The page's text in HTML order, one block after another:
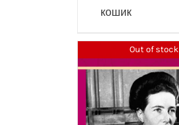
кошик
Out of stock